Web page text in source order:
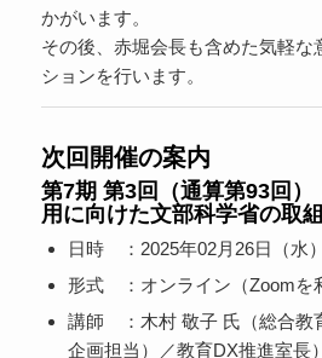
かがいます。
その後、赤堀会長も含めた気軽な
ションを行います。
次回開催の案内
第7期 第3回（通算第93回）
用に向けた文部科学省の取
日時 ：2025年02月26日（水
形式 ：オンライン（Zoomを
講師 ：木村 敬子 氏（総合教
企画担当）／教育DX推進室長）